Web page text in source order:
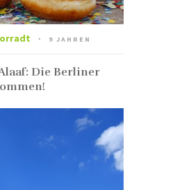
9 JAHREN
Die Berliner